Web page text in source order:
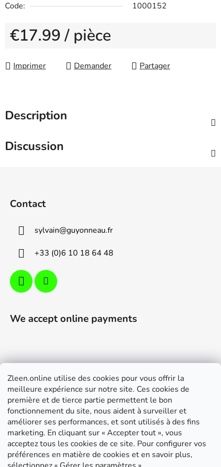
Zleen.online utilise des cookies pour vous offrir la
meilleure expérience sur notre site. Ces cookies de
première et de tierce partie permettent le bon
fonctionnement du site, nous aident à surveiller et
améliorer ses performances, et sont utilisés à des fins
marketing. En cliquant sur « Accepter tout », vous
acceptez tous les cookies de ce site. Pour configurer vos
préférences en matière de cookies et en savoir plus,
Code:
1000152
€17.99/ pièce
Imprimer
Demander Partager
Description
Discussion
Contact
sylvain@guyonneau.fr
+33 (0)6 10 18 64 48
We accept online payments
Support
Modalités de livraison et paiement
Conditions générales de ventes
RGPD
Instructions de montage